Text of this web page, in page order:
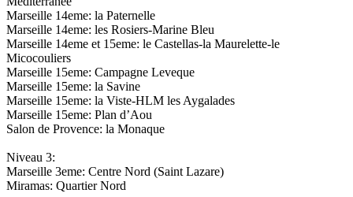
Marseille 14eme: la Paternelle
Marseille 14eme: les Rosiers-Marine Bleu
Marseille 14eme et 15eme: le Castellas-la Maurelette-le
Micocouliers
Marseille 15eme: Campagne Leveque
Marseille 15eme: la Savine
Marseille 15eme: la Viste-HLM les Aygalades
Marseille 15eme: Plan d’Aou
Salon de Provence: la Monaque
Niveau 3:
Marseille 3eme: Centre Nord (Saint Lazare)
Miramas: Quartier Nord